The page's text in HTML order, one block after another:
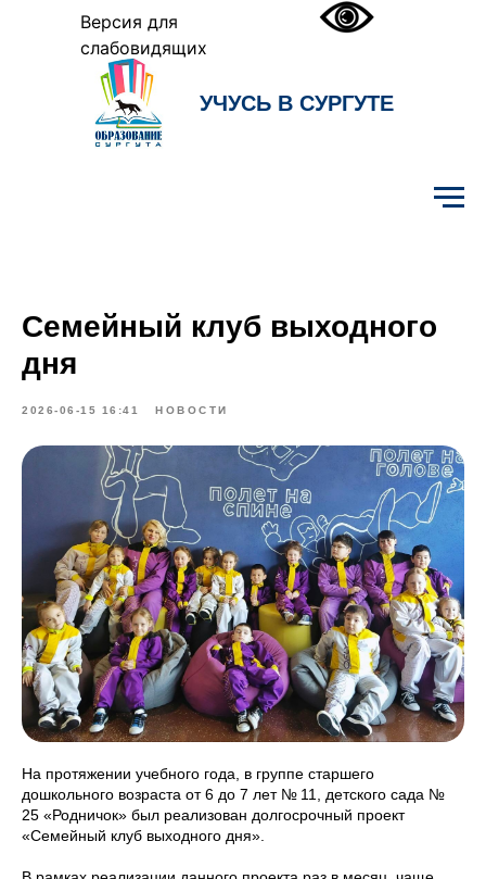
Версия для
слабовидящих
УЧУСЬ В СУРГУТЕ
Семейный клуб выходного
дня
2026-06-15 16:41 НОВОСТИ
На протяжении учебного года, в группе старшего
дошкольного возраста от 6 до 7 лет № 11, детского сада №
25 «Родничок» был реализован долгосрочный проект
«Семейный клуб выходного дня».